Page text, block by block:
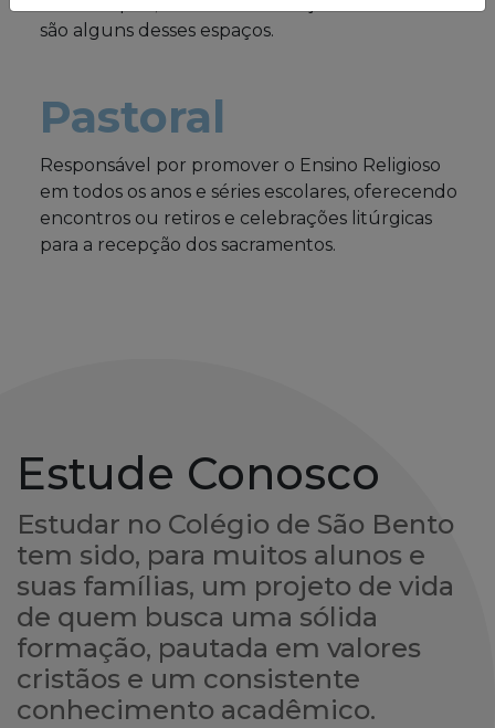
são alguns desses espaços.
Pastoral
Responsável por promover o Ensino Religioso
em todos os anos e séries escolares, oferecendo
encontros ou retiros e celebrações litúrgicas
para a recepção dos sacramentos.
Estude Conosco
Estudar no Colégio de São Bento
tem sido, para muitos alunos e
suas famílias, um projeto de vida
de quem busca uma sólida
formação, pautada em valores
cristãos e um consistente
conhecimento acadêmico.